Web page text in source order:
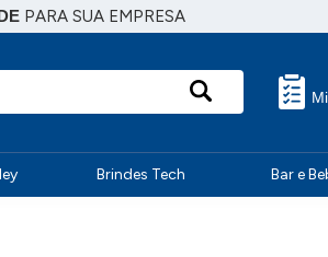
PARA SUA EMPRESA
Brindes Tech Bar e